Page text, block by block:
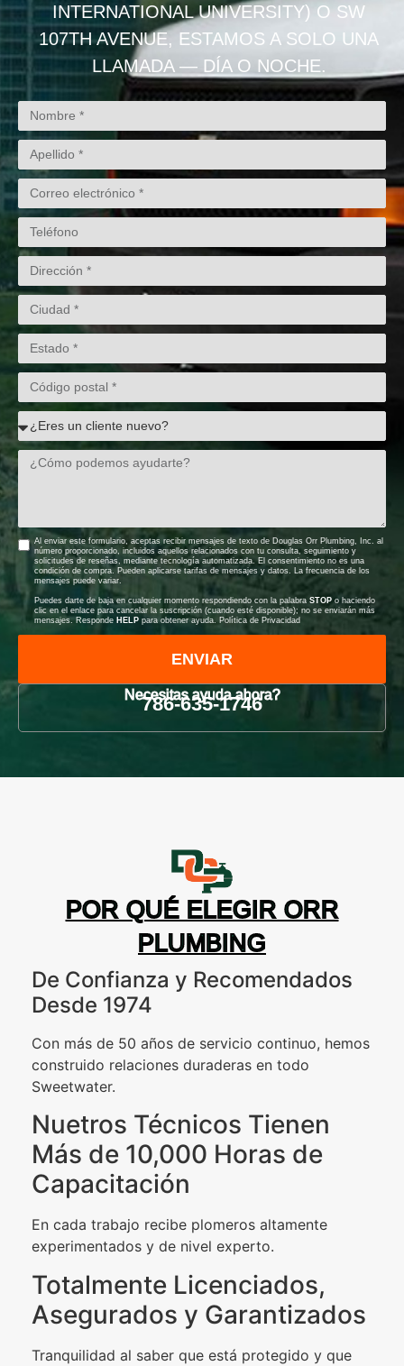
INTERNATIONAL UNIVERSITY) O SW
107TH AVENUE, ESTAMOS A SOLO UNA
LLAMADA — DÍA O NOCHE.
Al enviar este formulario, aceptas recibir mensajes de texto de Douglas Orr Plumbing, Inc. al
número proporcionado, incluidos aquellos relacionados con tu consulta, seguimiento y
solicitudes de reseñas, mediante tecnología automatizada. El consentimiento no es una
condición de compra. Pueden aplicarse tarifas de mensajes y datos. La frecuencia de los
mensajes puede variar.
Puedes darte de baja en cualquier momento respondiendo con la palabra STOP o haciendo
clic en el enlace para cancelar la suscripción (cuando esté disponible); no se enviarán más
mensajes. Responde HELP para obtener ayuda. Política de Privacidad
ENVIAR
Necesitas ayuda ahora?
786-635-1746
POR QUÉ ELEGIR ORR
PLUMBING
De Confianza y Recomendados
Desde 1974
Con más de 50 años de servicio continuo, hemos
construido relaciones duraderas en todo
Sweetwater.
Nuetros Técnicos Tienen
Más de 10,000 Horas de
Capacitación
En cada trabajo recibe plomeros altamente
experimentados y de nivel experto.
Totalmente Licenciados,
Asegurados y Garantizados
Tranquilidad al saber que está protegido y que